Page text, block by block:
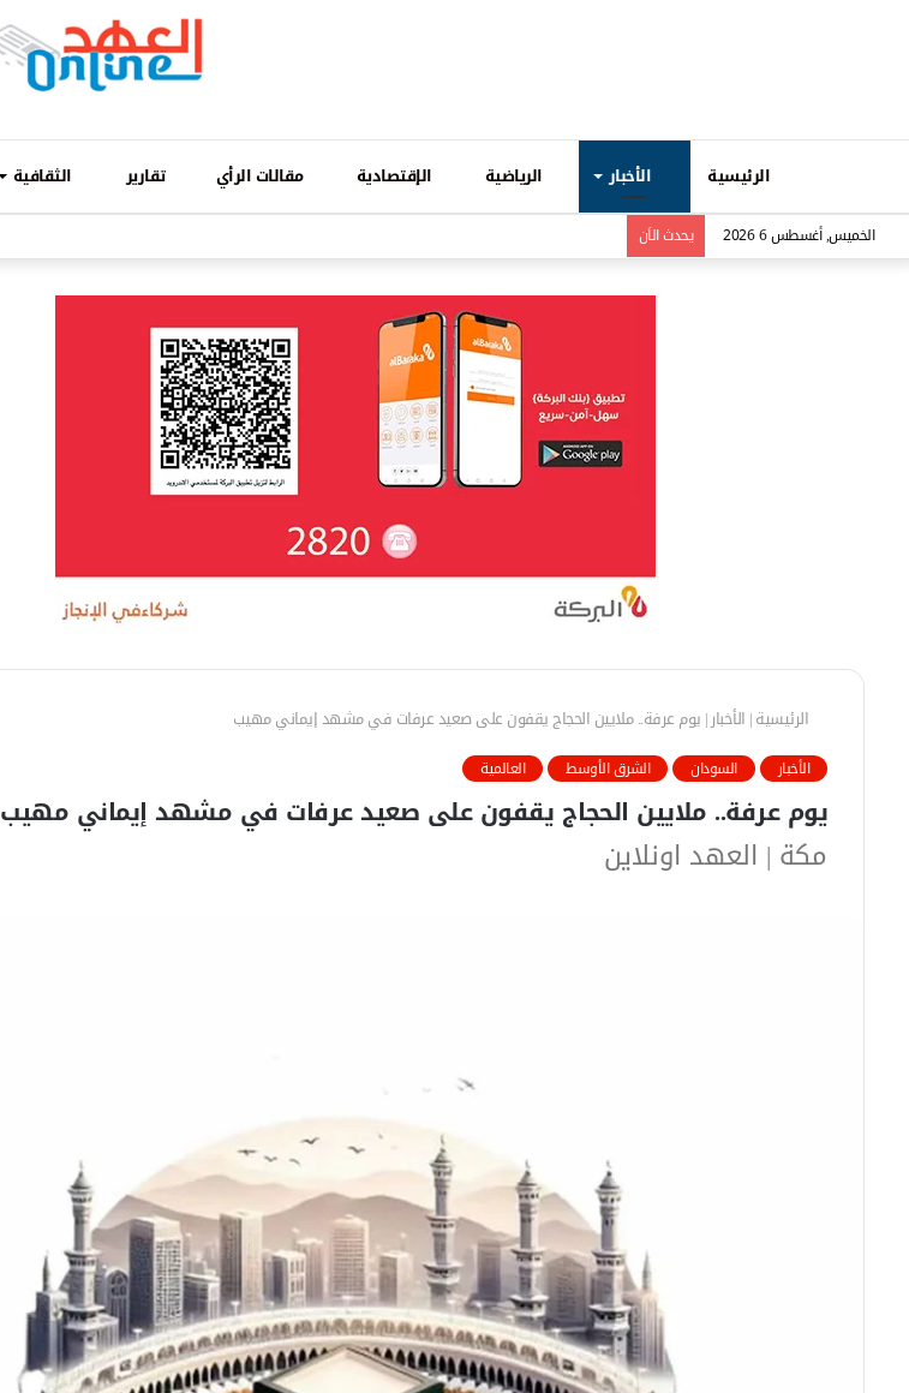
الرئيسية الأخبار الرياضية الإقتصادية مقالات الرأي تقارير الثقافية
الخميس, أغسطس 6 2026 يحدث الاَن
الرئيسية| الأخبار| يوم عرفة.. ملايين الحجاج يقفون على صعيد عرفات في مشهد إيماني مهيب
الأخبار السودان الشرق الأوسط العالمية
يوم عرفة.. ملايين الحجاج يقفون على صعيد عرفات في مشهد إيماني مهيب
مكة | العهد اونلاين